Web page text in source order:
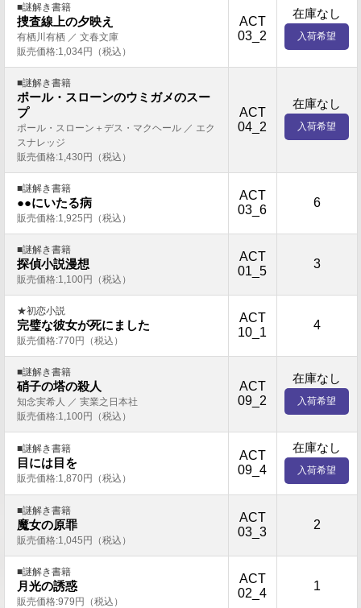
■謎解き書籍
捜査線上の夕映え
有栖川有栖 ／ 文春文庫
販売価格:1,034円（税込）
ACT
03_2
在庫なし
入荷希望
■謎解き書籍
ポール・スローンのウミガメのスー
プ
ポール・スローン＋デス・マクヘール ／ エク
スナレッジ
販売価格:1,430円（税込）
ACT
04_2
在庫なし
入荷希望
■謎解き書籍
●●にいたる病
販売価格:1,925円（税込）
ACT
03_6
6
■謎解き書籍
探偵小説漫想
販売価格:1,100円（税込）
ACT
01_5
3
★初恋小説
完璧な彼女が死にました
販売価格:770円（税込）
ACT
10_1
4
■謎解き書籍
硝子の塔の殺人
知念実希人 ／ 実業之日本社
販売価格:1,100円（税込）
ACT
09_2
在庫なし
入荷希望
■謎解き書籍
目には目を
販売価格:1,870円（税込）
ACT
09_4
在庫なし
入荷希望
■謎解き書籍
魔女の原罪
販売価格:1,045円（税込）
ACT
03_3
2
■謎解き書籍
月光の誘惑
販売価格:979円（税込）
ACT
02_4
1